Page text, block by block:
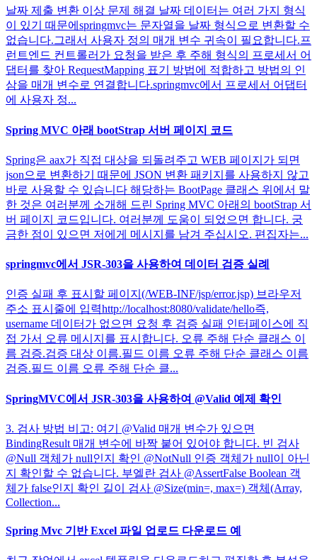
날짜 제출 변환 이상 문제 해결 날짜 데이터는 여러 가지 형식
이 있기 때문에springmvc는 문자열을 날짜 형식으로 변환할 수
없습니다.그래서 사용자 정의 매개 변수 귀속이 필요합니다.프
런트엔드 컨트롤러가 요청을 받은 후 주해 형식의 프로세서 어
댑터를 찾아 RequestMapping 표기 방법에 적합하고 방법의 인
삼을 매개 변수로 연결합니다.springmvc에서 프로세서 어댑터
에 사용자 정...
Spring MVC 아래 bootStrap 서버 페이지 코드
Spring은 aax가 직접 대상을 되돌려주고 WEB 페이지가 되면
json으로 변환하기 때문에 JSON 변환 패키지를 사용하지 않고
바로 사용할 수 있습니다 해당하는 BootPage 클래스 위에서 말
한 것은 여러분께 소개해 드린 Spring MVC 아래의 bootStrap 서
버 페이지 코드입니다. 여러분께 도움이 되었으면 합니다. 궁
금한 점이 있으면 저에게 메시지를 남겨 주십시오. 편집자는...
springmvc에서 JSR-303을 사용하여 데이터 검증 실례
인증 실패 후 표시할 페이지(/WEB-INF/jsp/error.jsp) 브라우저
주소 표시줄에 입력http://localhost:8080/validate/hello즉,
username 데이터가 없으면 요청 후 검증 실패 인터페이스에 직
접 가서 오류 메시지를 표시합니다. 오류 주해 단순 클래스 이
름 검증.검증 대상 이름.필드 이름 오류 주해 단순 클래스 이름
검증.필드 이름 오류 주해 단순 클...
SpringMVC에서 JSR-303을 사용하여 @Valid 예제 확인
3. 검사 방법 비고: 여기 @Valid 매개 변수가 있으면
BindingResult 매개 변수에 바짝 붙어 있어야 합니다. 빈 검사
@Null 객체가 null인지 확인 @NotNull 인증 객체가 null이 아닌
지 확인할 수 없습니다. 부엘란 검사 @AssertFalse Boolean 객
체가 false인지 확인 길이 검사 @Size(min=, max=) 객체(Array,
Collection...
Spring Mvc 기반 Excel 파일 업로드 다운로드 예